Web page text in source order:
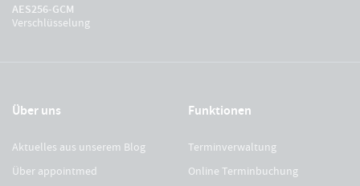
AES256-GCM
Verschlüsselung
Über uns
Aktuelles aus unserem Blog
Über appointmed
Funktionen
Terminverwaltung
Online Terminbuchung